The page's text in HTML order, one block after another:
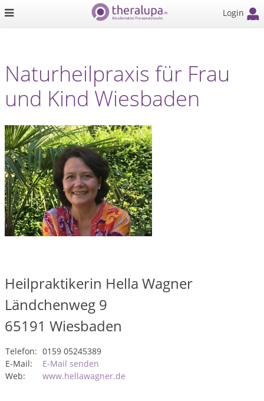
Login
Naturheilpraxis für Frau
und Kind Wiesbaden
Heilpraktikerin Hella Wagner
Ländchenweg 9
65191 Wiesbaden
Telefon: 0159 05245389
E-Mail:
E-Mail senden
Web:
www.hellawagner.de